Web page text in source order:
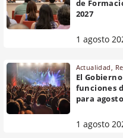
de
2027
1 agosto
Actualidad
El
funciones
para
1 agosto